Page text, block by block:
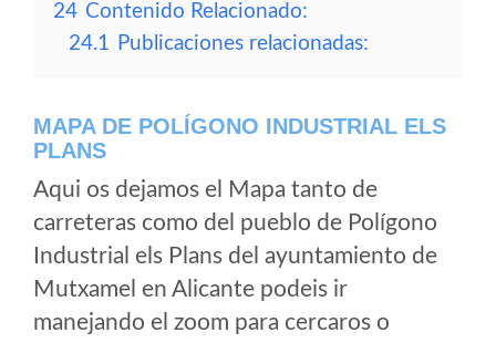
24 Contenido Relacionado:
24.1 Publicaciones relacionadas:
MAPA DE POLÍGONO INDUSTRIAL ELS
PLANS
Aqui os dejamos el Mapa tanto de
carreteras como del pueblo de Polígono
Industrial els Plans del ayuntamiento de
Mutxamel en Alicante podeis ir
manejando el zoom para cercaros o